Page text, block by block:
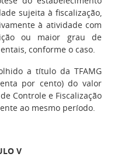
sujeita à fiscalização,
à atividade com
ou maior grau de
conforme o caso.
a título da TFAMG
por cento) do valor
Controle e Fiscalização
ao mesmo período.
V